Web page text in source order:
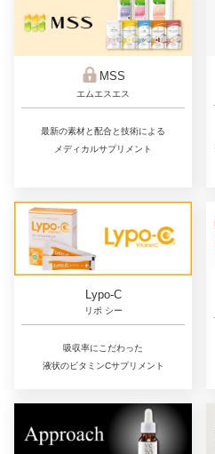
MSS
エムエスエス
最新の素材と配合と技術による
メディカルサプリメント
Lypo-C
リポ シー
吸収率にこだわった
液状のビタミンCサプリメント